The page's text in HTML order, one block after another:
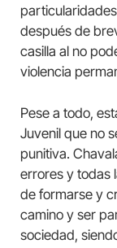
después de
casilla al no
violencia
Pese a todo,
Juvenil que no
punitiva.
errores y todas
de formarse y
camino y ser
sociedad,